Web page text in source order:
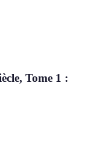
Tome 1 :